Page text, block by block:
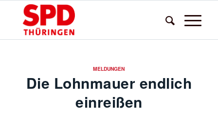
MELDUNGEN
Die Lohnmauer endlich
einreißen